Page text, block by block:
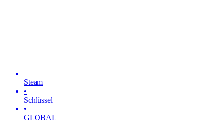
Steam
•
Schlüssel
•
GLOBAL